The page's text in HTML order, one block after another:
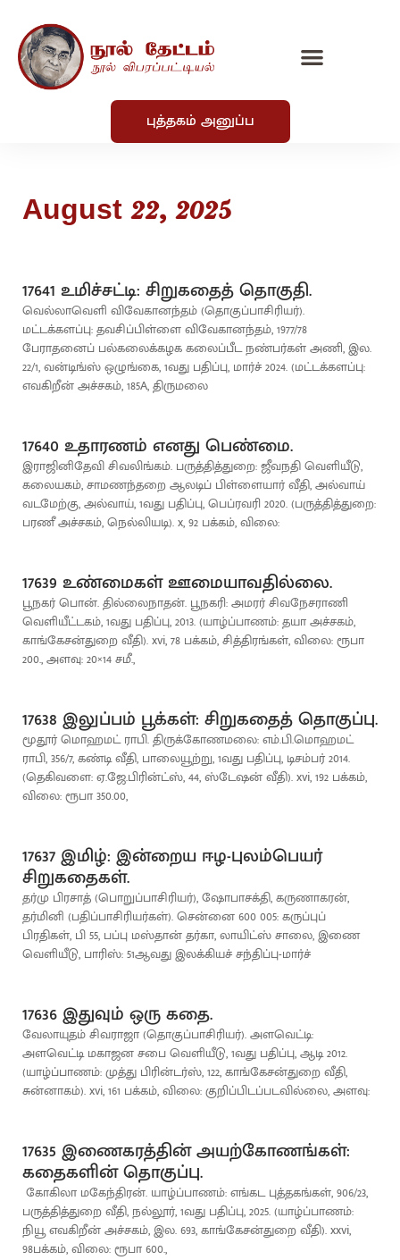
புத்தகம் அனுப்ப
August 22, 2025
17641 உமிச்சட்டி: சிறுகதைத் தொகுதி.
வெல்லாவெளி விவேகானந்தம் (தொகுப்பாசிரியர்).
மட்டக்களப்பு: தவசிப்பிள்ளை விவேகானந்தம், 1977/78
பேராதனைப் பல்கலைக்கழக கலைப்பீட நண்பர்கள் அணி, இல.
22/1, வன்டிங்ஸ் ஒழுங்கை, 1வது பதிப்பு, மார்ச் 2024. (மட்டக்களப்பு:
எவகிறீன் அச்சகம், 185A, திருமலை
17640 உதாரணம் எனது பெண்மை.
இராஜினிதேவி சிவலிங்கம். பருத்தித்துறை: ஜீவநதி வெளியீடு,
கலையகம், சாமணந்தறை ஆலடிப் பிள்ளையார் வீதி, அல்வாய்
வடமேற்கு, அல்வாய், 1வது பதிப்பு, பெப்ரவரி 2020. (பருத்தித்துறை:
பரணீ அச்சகம், நெல்லியடி). x, 92 பக்கம், விலை:
17639 உண்மைகள் ஊமையாவதில்லை.
பூநகர் பொன். தில்லைநாதன். பூநகரி: அமரர் சிவநேசராணி
வெளியீட்டகம், 1வது பதிப்பு, 2013. (யாழ்ப்பாணம்: தயா அச்சகம்,
காங்கேசன்துறை வீதி). xvi, 78 பக்கம், சித்திரங்கள், விலை: ரூபா
200., அளவு: 20×14 சமீ.,
17638 இலுப்பம் பூக்கள்: சிறுகதைத் தொகுப்பு.
மூதூர் மொஹமட் ராபி. திருக்கோணமலை: எம்.பி.மொஹமட்
ராபி, 356/7, கண்டி வீதி, பாலையூற்று, 1வது பதிப்பு, டிசம்பர் 2014.
(தெகிவளை: ஏ.ஜே.பிரின்ட்ஸ், 44, ஸ்டேஷன் வீதி). xvi, 192 பக்கம்,
விலை: ரூபா 350.00,
17637 இமிழ்: இன்றைய ஈழ-புலம்பெயர்
சிறுகதைகள்.
தர்மு பிரசாத் (பொறுப்பாசிரியர்), ஷோபாசக்தி, கருணாகரன்,
தர்மினி (பதிப்பாசிரியர்கள்). சென்னை 600 005: கருப்புப்
பிரதிகள், பி 55, பப்பு மஸ்தான் தர்கா, லாயிட்ஸ் சாலை, இணை
வெளியீடு, பாரிஸ்: 51ஆவது இலக்கியச் சந்திப்பு-மார்ச்
17636 இதுவும் ஒரு கதை.
வேலாயுதம் சிவராஜா (தொகுப்பாசிரியர்). அளவெட்டி:
அளவெட்டி மகாஜன சபை வெளியீடு, 1வது பதிப்பு, ஆடி 2012.
(யாழ்ப்பாணம்: முத்து பிரின்டர்ஸ், 122, காங்கேசன்துறை வீதி,
சுன்னாகம்). xvi, 161 பக்கம், விலை: குறிப்பிடப்படவில்லை, அளவு:
17635 இணைகரத்தின் அயற்கோணங்கள்:
கதைகளின் தொகுப்பு.
கோகிலா மகேந்திரன். யாழ்ப்பாணம்: எங்கட புத்தகங்கள், 906/23,
பருத்தித்துறை வீதி, நல்லூர், 1வது பதிப்பு, 2025. (யாழ்ப்பாணம்:
நியூ எவகிறீன் அச்சகம், இல. 693, காங்கேசன்துறை வீதி). xxvi,
98பக்கம், விலை: ரூபா 600.,